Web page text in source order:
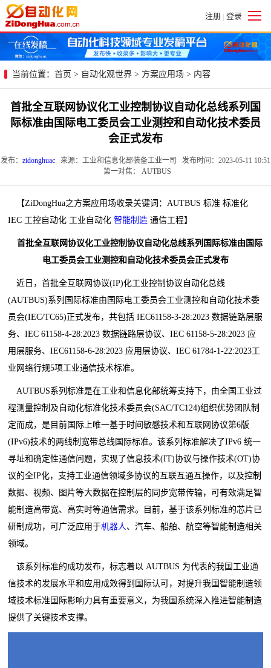
注册 | 登录
当前位置： 首页 > 自动化观世界 > 方案应用场 > 内容
首批全互联网协议化工业控制协议自动化总线系列国
际标准由国际电工委员会工业测控和自动化技术委员
会正式发布
发布： zidonghuac 来源：工业和信息化部装备工业一司 发布时间：2023-05-11 10:51
第一对焦： AUTBUS
【ZiDongHua之方案应用场收录关键词：AUTBUS 标准 标准化
IEC 工控自动化 工业自动化智能制造 通信工程】
首批全互联网协议化工业控制协议自动化总线系列国际标准由国际
电工委员会工业测控和自动化技术委员会正式发布
近日，首批全互联网协议(IP)化工业控制协议自动化总线
(AUTBUS)系列国际标准由国际电工委员会工业测控和自动化技术委
员会(IEC/TC65)正式发布，共包括 IEC61158-3-28:2023 数据链路层服
务、IEC 61158-4-28:2023 数据链路层协议、IEC 61158-5-28:2023 应
用层服务、IEC61158-6-28:2023 应用层协议、IEC 61784-1-22:2023工
业网络行规5项工业通信技术标准。
AUTBUS系列标准是在工业和信息化部统筹支持下，由全国工业过
程测量控制及自动化标准化技术委员会(SAC/TC124)组织优势团队制
定而成，是目前国际上唯一基于时间敏感技术和互联网协议第6版
(IPv6)技术的两线制宽带总线国际标准。该系列标准解决了IPv6 统一
寻址和确定性通信问题，实现了信息技术(IT)协议与操作技术(OT)协
议的全IP化，支持工业通信领域多协议的互联互通互操作，以及控制
数据、视频、图片等大数据在控制层的同步宽带传输，可有效满足智
能制造高带宽、高实时等通信需求。目前，基于该系列标准的芯片已
研制成功，可广泛应用于机器人 、汽车、船舶、航空等智能制造相关
领域。
该系列标准的成功发布，标志着以 AUTBUS 为代表的我国工业通
信技术的发展水平和应用成效得到国际认可，对提升我国智能制造领
域技术标准国际影响力具有重要意义，为我国系统深入推进智能制造
提供了关键技术支撑。